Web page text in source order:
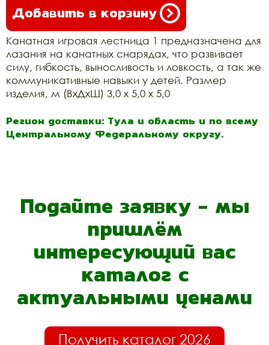
Добавить в корзину
Канатная игровая лестница 1 предназначена для
лазания на канатных снарядах, что развивает
силу, гибкость, выносливость и ловкость, а так же
коммуникативные навыки у детей. Размер
изделия, м (ВхДхШ) 3,0 х 5,0 х 5,0
Регион доставки: Тула и область и по всему
Центральному Федеральному округу.
Подайте заявку - мы
пришлём
интересующий вас
каталог с
актуальными ценами
Получить каталог 2026